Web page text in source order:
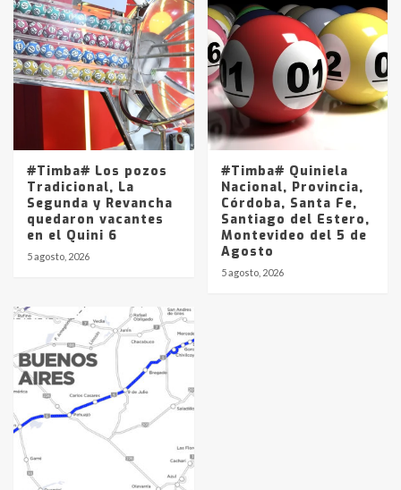
#Timba# Los pozos
Tradicional, La
Segunda y Revancha
quedaron vacantes
en el Quini 6
5 agosto, 2026
#Timba# Quiniela
Nacional, Provincia,
Córdoba, Santa Fe,
Santiago del Estero,
Montevideo del 5 de
Agosto
5 agosto, 2026